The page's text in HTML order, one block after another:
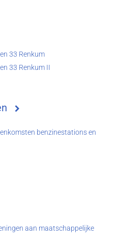
33 Renkum
33 Renkum II
benzinestations en
aan maatschappelijke